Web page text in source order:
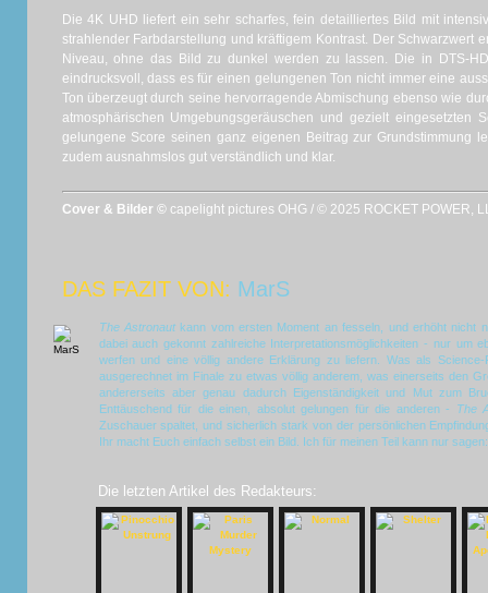
Die 4K UHD liefert ein sehr scharfes, fein detailliertes Bild mit
strahlender Farbdarstellung und kräftigem Kontrast. Der Schwarzwert
Niveau, ohne das Bild zu dunkel werden zu lassen. Die in DTS-
eindrucksvoll, dass es für einen gelungenen Ton nicht immer eine
Ton überzeugt durch seine hervorragende Abmischung ebenso wie
atmosphärischen Umgebungsgeräuschen und gezielt eingesetzten
gelungene Score seinen ganz eigenen Beitrag zur Grundstimmung
zudem ausnahmslos gut verständlich und klar.
Cover & Bilder © capelight pictures OHG / © 2025 ROCKET POWER,
DAS FAZIT VON: MarS
The Astronautkann vom ersten Moment an fesseln, und erhöht nicht
dabei auch gekonnt zahlreiche Interpretationsmöglichkeiten - nur um
werfen und eine völlig andere Erklärung zu liefern. Was als Science-
ausgerechnet im Finale zu etwas völlig anderem, was einerseits den
andererseits aber genau dadurch Eigenständigkeit und Mut zum
Enttäuschend für die einen, absolut gelungen für die anderen -
The
Zuschauer spaltet, und sicherlich stark von der persönlichen
Ihr macht Euch einfach selbst ein Bild. Ich für meinen Teil kann nur
Die letzten Artikel des Redakteurs: